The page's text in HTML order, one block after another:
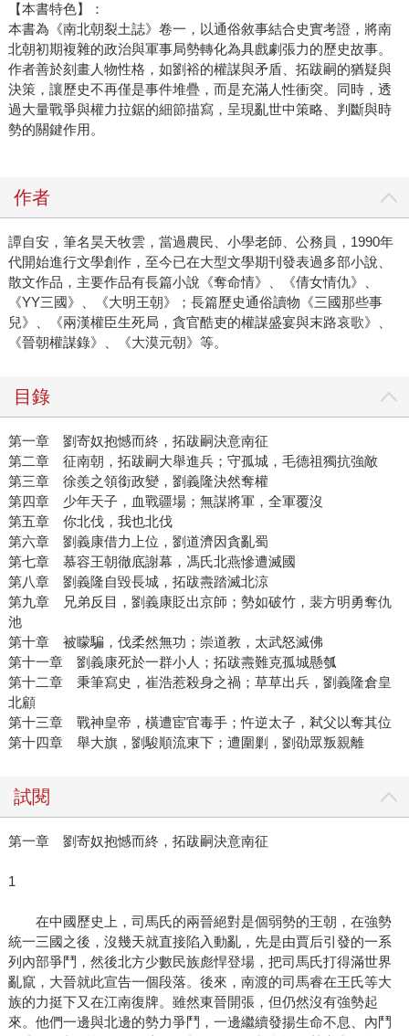
【本書特色】：
本書為《南北朝裂土誌》卷一，以通俗敘事結合史實考證，將南
北朝初期複雜的政治與軍事局勢轉化為具戲劇張力的歷史故事。
作者善於刻畫人物性格，如劉裕的權謀與矛盾、拓跋嗣的猶疑與
決策，讓歷史不再僅是事件堆疊，而是充滿人性衝突。同時，透
過大量戰爭與權力拉鋸的細節描寫，呈現亂世中策略、判斷與時
勢的關鍵作用。
作者
譚自安，筆名昊天牧雲，當過農民、小學老師、公務員，1990年
代開始進行文學創作，至今已在大型文學期刊發表過多部小說、
散文作品，主要作品有長篇小說《奪命情》、《倩女情仇》、
《YY三國》、《大明王朝》；長篇歷史通俗讀物《三國那些事
兒》、《兩漢權臣生死局，貪官酷吏的權謀盛宴與末路哀歌》、
《晉朝權謀錄》、《大漠元朝》等。
目錄
第一章 劉寄奴抱憾而終，拓跋嗣決意南征
第二章 征南朝，拓跋嗣大舉進兵；守孤城，毛德祖獨抗強敵
第三章 徐羨之領銜政變，劉義隆決然奪權
第四章 少年天子，血戰疆場；無謀將軍，全軍覆沒
第五章 你北伐，我也北伐
第六章 劉義康借力上位，劉道濟因貪亂蜀
第七章 慕容王朝徹底謝幕，馮氏北燕慘遭滅國
第八章 劉義隆自毀長城，拓跋燾踏滅北涼
第九章 兄弟反目，劉義康貶出京師；勢如破竹，裴方明勇奪仇
池
第十章 被矇騙，伐柔然無功；崇道教，太武怒滅佛
第十一章 劉義康死於一群小人；拓跋燾難克孤城懸瓠
第十二章 秉筆寫史，崔浩惹殺身之禍；草草出兵，劉義隆倉皇
北顧
第十三章 戰神皇帝，橫遭宦官毒手；忤逆太子，弒父以奪其位
第十四章 舉大旗，劉駿順流東下；遭圍剿，劉劭眾叛親離
試閱
第一章 劉寄奴抱憾而終，拓跋嗣決意南征
1
在中國歷史上，司馬氏的兩晉絕對是個弱勢的王朝，在強勢
統一三國之後，沒幾天就直接陷入動亂，先是由賈后引發的一系
列內部爭鬥，然後北方少數民族彪悍登場，把司馬氏打得滿世界
亂竄，大晉就此宣告一個段落。後來，南渡的司馬睿在王氏等大
族的力挺下又在江南復牌。雖然東晉開張，但仍然沒有強勢起
來。他們一邊與北邊的勢力爭鬥，一邊繼續發揚生命不息、內鬥